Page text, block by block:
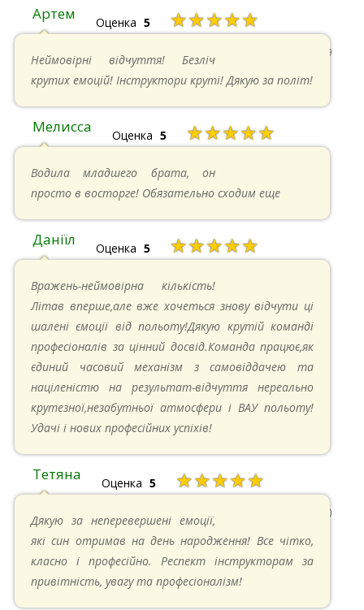
Артем Оценка 5 ★★★★★
22.06.2024 в 15:59
Неймовірні відчуття! Безліч
крутих емоцій! Інструктори круті! Дякую за політ!
Мелисса Оценка 5 ★★★★★
Водила младшего брата, он
просто в восторге! Обязательно сходим еще
Даніїл Оценка 5 ★★★★★
Вражень-неймовірна кількість!
Літав вперше,але вже хочеться знову відчути ці
шалені ємоції від польоту!Дякую крутій команді
професіоналів за цінний досвід.Команда працює,як
єдиний часовий механізм з самовіддачею та
націленістю на результат-відчуття нереально
крутезної,незабутньої атмосфери і ВАУ польоту!
Удачі і нових професійних успіхів!
Тетяна Оценка 5 ★★★★★
13.05.2024 в 11:30
Дякую за неперевершені емоції,
які син отримав на день народження! Все чітко,
класно і професійно. Респект інструкторам за
привітність, увагу та професіоналізм!